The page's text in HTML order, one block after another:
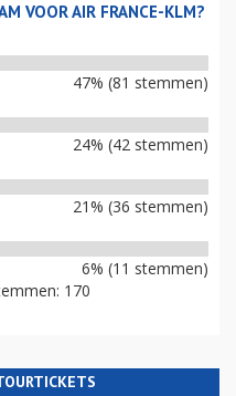
VOOR AIR FRANCE-KLM?
47% (81 stemmen)
24% (42 stemmen)
21% (36 stemmen)
6% (11 stemmen)
170